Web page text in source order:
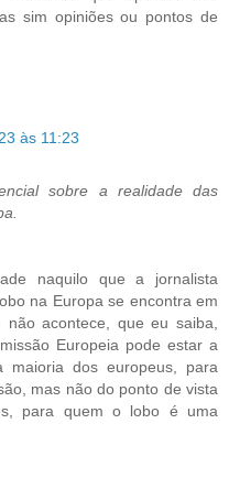
sim opiniões ou pontos de
às 11:23
sobre a realidade das
naquilo que a jornalista
na Europa se encontra em
não acontece, que eu saiba,
Europeia pode estar a
dos europeus, para
mas não do ponto de vista
para quem o lobo é uma